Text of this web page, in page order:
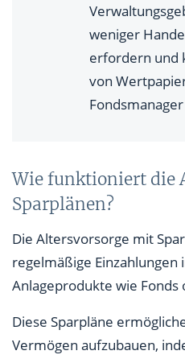
weniger
erfordern und
von
Wie funktioniert die
Sparplänen?
Die Altersvorsorge mit
regelmäßige Einzahlungen
Anlageprodukte wie Fonds
Diese Sparpläne
Vermögen aufzubauen,